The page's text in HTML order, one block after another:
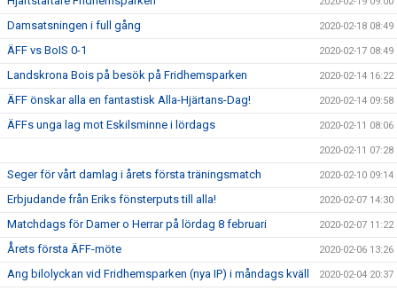
Damsatsningen i full gång 2020-02-18 08:49
ÄFF vs BoIS 0-1 2020-02-17 08:49
Landskrona Bois på besök på Fridhemsparken 2020-02-14 16:22
ÄFF önskar alla en fantastisk Alla-Hjärtans-Dag! 2020-02-14 09:58
ÄFFs unga lag mot Eskilsminne i lördags 2020-02-11 08:06
2020-02-11 07:28
Seger för vårt damlag i årets första träningsmatch 2020-02-10 09:14
Erbjudande från Eriks fönsterputs till alla! 2020-02-07 14:30
Matchdags för Damer o Herrar på lördag 8 februari 2020-02-07 11:22
Årets första ÄFF-möte 2020-02-06 13:26
Ang bilolyckan vid Fridhemsparken (nya IP) i måndags kväll 2020-02-04 20:37